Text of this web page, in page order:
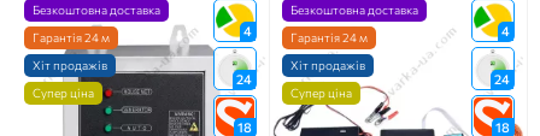
4
24
18
Безкоштовна доставка
Гарантія 24 м
Хіт продажів
Супер ціна
4
24
18
Безкоштовна доставка
Гарантія 24 м
Хіт продажів
Супер ціна